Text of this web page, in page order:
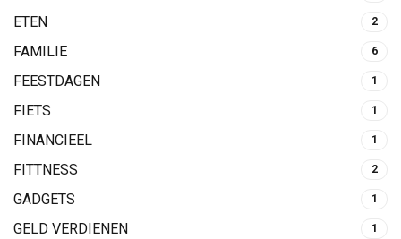
ETEN
2
FAMILIE 6
FEESTDAGEN 1
FIETS 1
FINANCIEEL 1
FITTNESS 2
GADGETS 1
GELD VERDIENEN 1